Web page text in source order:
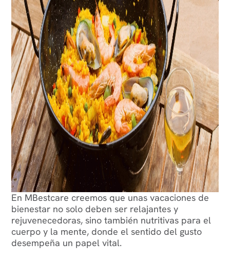
En MBestcare creemos que unas vacaciones de
bienestar no solo deben ser relajantes y
rejuvenecedoras, sino también nutritivas para el
cuerpo y la mente, donde el sentido del gusto
desempeña un papel vital.